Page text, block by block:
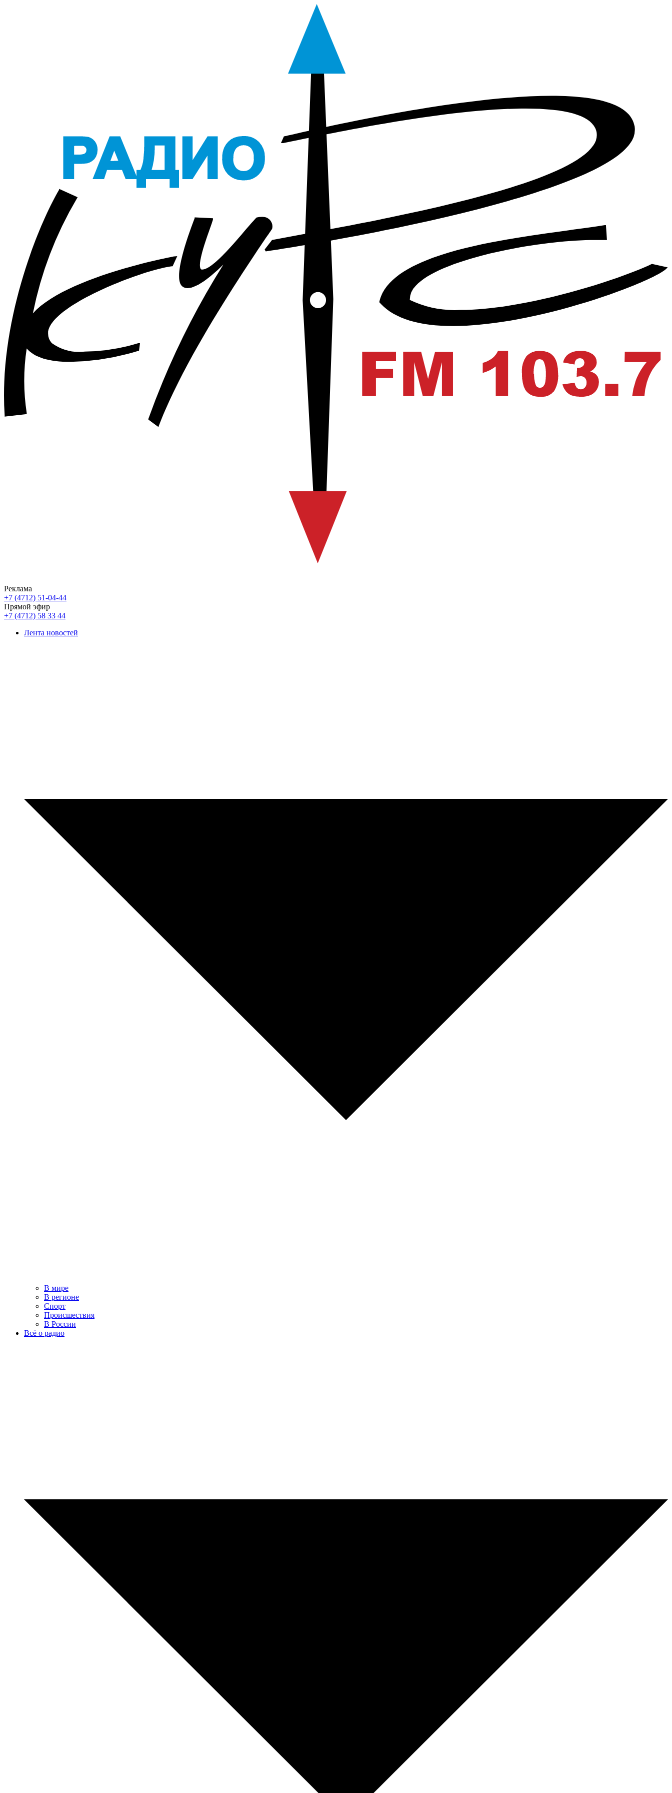
Реклама
+7 (4712) 51-04-44
Прямой эфир
+7 (4712) 58 33 44
Лента новостей
В мире
В регионе
Спорт
Происшествия
В России
Всё о радио